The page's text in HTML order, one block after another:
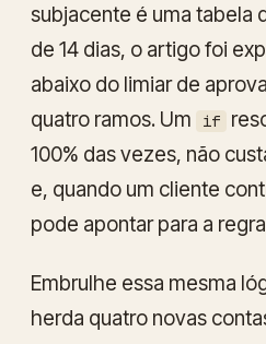
subjacente é uma tabela
de 14 dias, o artigo foi
abaixo do limiar de
quatro ramos. Um
if
100% das vezes, não
e, quando um cliente
pode apontar para a
Embrulhe essa mesma
herda quatro novas